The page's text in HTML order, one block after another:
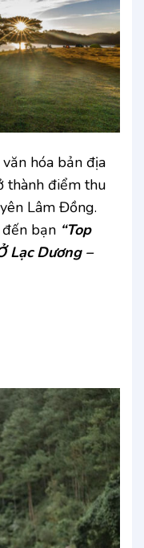
hóa bản địa
thành điểm thu
Lâm Đồng.
bạn “Top
Lạc Dương –